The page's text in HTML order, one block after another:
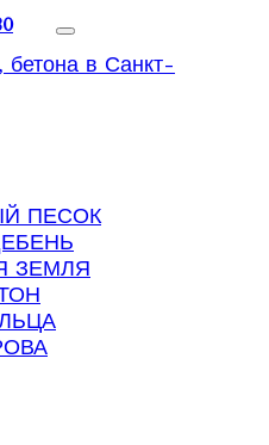
ПЕСОК
ЗЕМЛЯ